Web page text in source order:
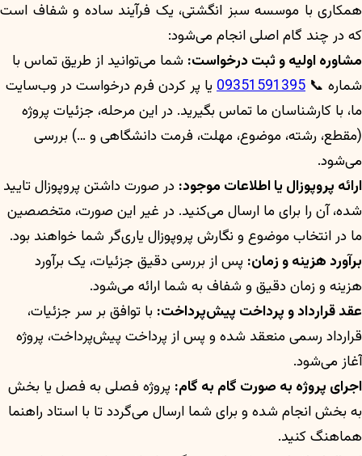
همکاری با موسسه سبز انگشتی، یک فرآیند ساده و شفاف است
که در چند گام اصلی انجام می‌شود:
مشاوره اولیه و ثبت درخواست: شما می‌توانید از طریق تماس با
شماره 📞 09351591395یا پر کردن فرم درخواست در وب‌سایت
ما، با کارشناسان ما تماس بگیرید. در این مرحله، جزئیات پروژه
(مقطع، رشته، موضوع، مهلت، فرمت دانشگاهی و …) بررسی
می‌شود.
ارائه پروپوزال یا اطلاعات موجود: در صورت داشتن پروپوزال تایید
شده، آن را برای ما ارسال می‌کنید. در غیر این صورت، متخصصین
ما در انتخاب موضوع و نگارش پروپوزال یاری‌گر شما خواهند بود.
برآورد هزینه و زمان: پس از بررسی دقیق جزئیات، یک برآورد
هزینه و زمان دقیق و شفاف به شما ارائه می‌شود.
عقد قرارداد و پرداخت پیش‌پرداخت: با توافق بر سر جزئیات،
قرارداد رسمی منعقد شده و پس از پرداخت پیش‌پرداخت، پروژه
آغاز می‌شود.
اجرای پروژه به صورت گام به گام: پروژه فصلی به فصل یا بخش
به بخش انجام شده و برای شما ارسال می‌گردد تا با استاد راهنما
هماهنگ کنید.